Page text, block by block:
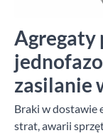
Agregaty
zasilanie
Braki w dostawie
strat, awarii